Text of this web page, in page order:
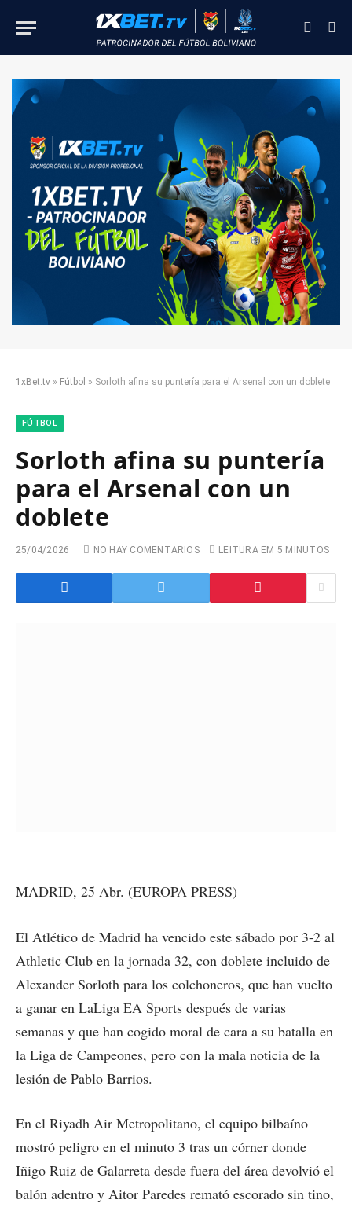
1xBet.tv » Fútbol » Sorloth afina su puntería para el Arsenal con un doblete
FÚTBOL
Sorloth afina su puntería
para el Arsenal con un
doblete
25/04/2026 NO HAY COMENTARIOS LEITURA EM 5 MINUTOS
MADRID, 25 Abr. (EUROPA PRESS) –
El Atlético de Madrid ha vencido este sábado por 3-2 al
Athletic Club en la jornada 32, con doblete incluido de
Alexander Sorloth para los colchoneros, que han vuelto
a ganar en LaLiga EA Sports después de varias
semanas y que han cogido moral de cara a su batalla en
la Liga de Campeones, pero con la mala noticia de la
lesión de Pablo Barrios.
En el Riyadh Air Metropolitano, el equipo bilbaíno
mostró peligro en el minuto 3 tras un córner donde
Iñigo Ruiz de Galarreta desde fuera del área devolvió el
balón adentro y Aitor Paredes remató escorado sin tino,